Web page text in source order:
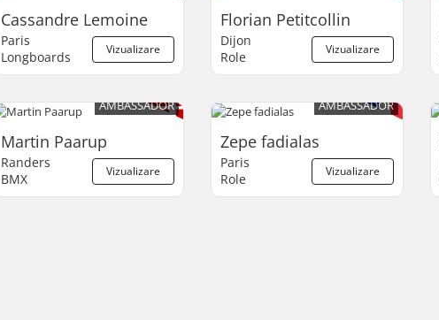
Cassandre Lemoine
Vizualizare
Paris
Longboards
Florian Petitcollin
Vizualizare
Dijon
Role
AMBASSADOR
Martin Paarup
Vizualizare
Randers
BMX
AMBASSADOR
Zepe fadialas
Vizualizare
Paris
Role